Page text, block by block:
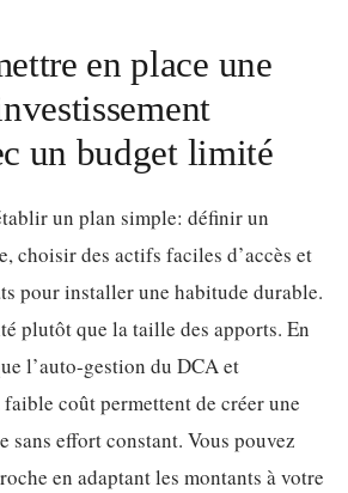
en place une
un budget limité
un plan simple: définir un
choisir des actifs faciles d’accès et
pour installer une habitude durable.
plutôt que la taille des apports. En
l’auto-gestion du DCA et
coût permettent de créer une
sans effort constant. Vous pouvez
en adaptant les montants à votre